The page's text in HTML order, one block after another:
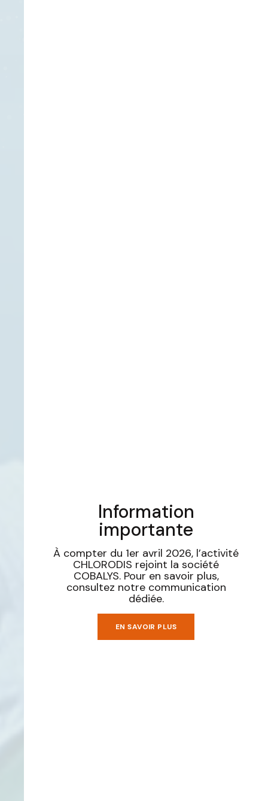
Information
importante
À compter du 1er avril 2026, l’activité
CHLORODIS rejoint la société
COBALYS. Pour en savoir plus,
consultez notre communication
dédiée.
EN SAVOIR PLUS